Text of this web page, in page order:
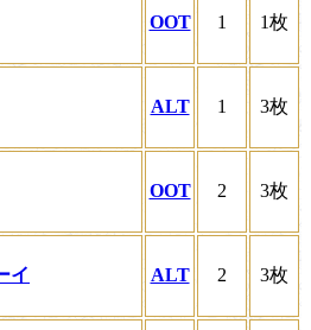
OOT 1 1枚
ALT 1 3枚
OOT 2 3枚
イ ALT 2 3枚